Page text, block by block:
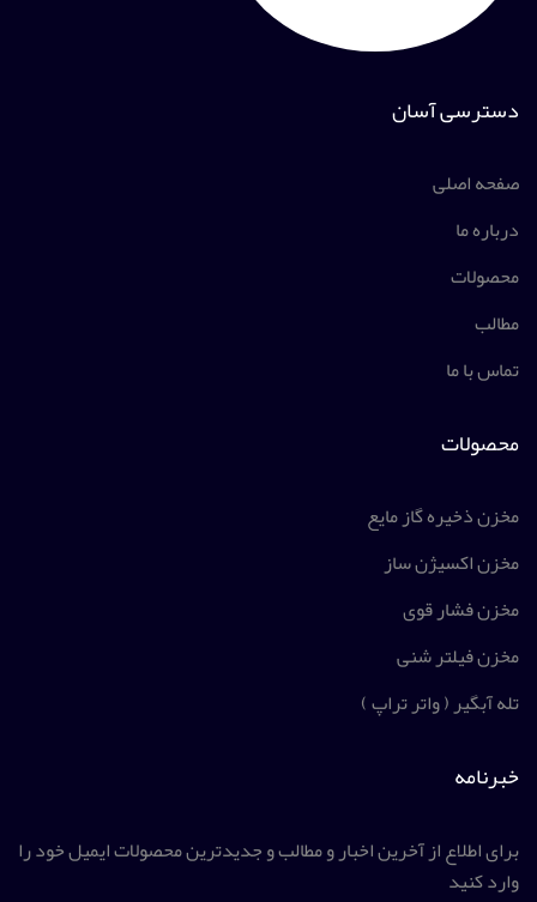
دسترسی آسان
صفحه اصلی
درباره ما
محصولات
مطالب
تماس با ما
محصولات
مخزن ذخیره گاز مایع
مخزن اکسیژن ساز
مخزن فشار قوی
مخزن فیلتر شنی
تله آبگیر ( واتر تراپ )
خبرنامه
برای اطلاع از آخرین اخبار و مطالب و جدیدترین محصولات ایمیل خود را
وارد کنید